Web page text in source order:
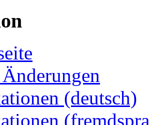
(deutsch)